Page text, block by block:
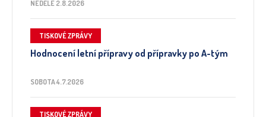
NEDĚLE 2.8.2026
TISKOVÉ ZPRÁVY
Hodnocení letní přípravy od přípravky po A-tým
SOBOTA 4.7.2026
TISKOVÉ ZPRÁVY